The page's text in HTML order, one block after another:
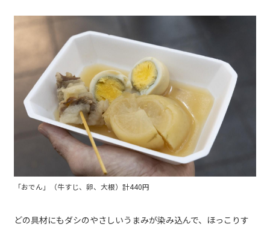
「おでん」（牛すじ、卵、大根）計440円
どの具材にもダシのやさしいうまみが染み込んで、ほっこりす